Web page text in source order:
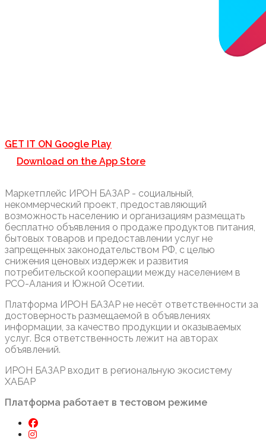
GET IT ON Google Play
Download on the App Store
Маркетплейс ИРОН БАЗАР - социальный,
некоммерческий проект, предоставляющий
возможность населению и организациям размещать
бесплатно объявления о продаже продуктов питания,
бытовых товаров и предоставлении услуг не
запрещенных законодательством РФ, с целью
снижения ценовых издержек и развития
потребительской кооперации между населением в
РСО-Алания и Южной Осетии.
Платформа ИРОН БАЗАР не несёт ответственности за
достоверность размещаемой в объявлениях
информации, за качество продукции и оказываемых
услуг. Вся ответственность лежит на авторах
объявлений.
ИРОН БАЗАР входит в региональную экосистему
ХАБАР
Платформа работает в тестовом режиме